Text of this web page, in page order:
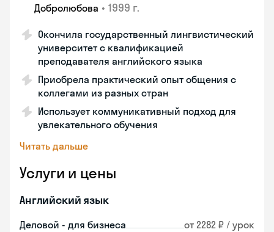
Добролюбова • 1999 г.
Окончила государственный лингвистический
университет с квалификацией
преподавателя английского языка
Приобрела практический опыт общения с
коллегами из разных стран
Использует коммуникативный подход для
увлекательного обучения
Читать дальше
Услуги и цены
Английский язык
Деловой - для бизнеса от 2282 ₽ / урок